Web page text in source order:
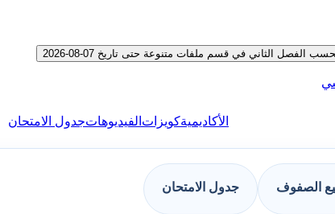
الثاني في قسم ملفات متنوعة حتى تاريخ 07-08-2026
الأكاديميةكويزات الفيديوهاتجدول الامتحان
الصفوف جدول الامتحان